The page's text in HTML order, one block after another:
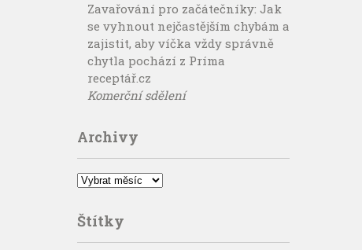
Zavařování pro začátečníky: Jak
se vyhnout nejčastějším chybám a
zajistit, aby víčka vždy správně
chytla pochází z Príma
receptář.cz
Komerční sdělení
Archivy
Archivy
Štítky